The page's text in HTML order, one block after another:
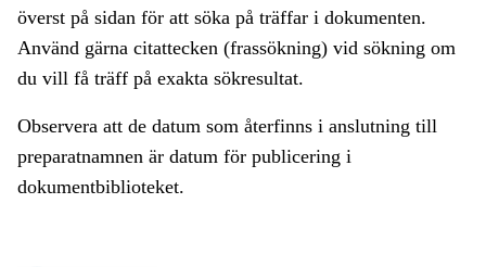
överst på sidan för att söka på träffar i dokumenten.
Använd gärna citattecken (frassökning) vid sökning om
du vill få träff på exakta sökresultat.
Observera att de datum som återfinns i anslutning till
preparatnamnen är datum för publicering i
dokumentbiblioteket.